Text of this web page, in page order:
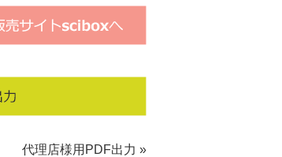
代理店様用PDF出力 »